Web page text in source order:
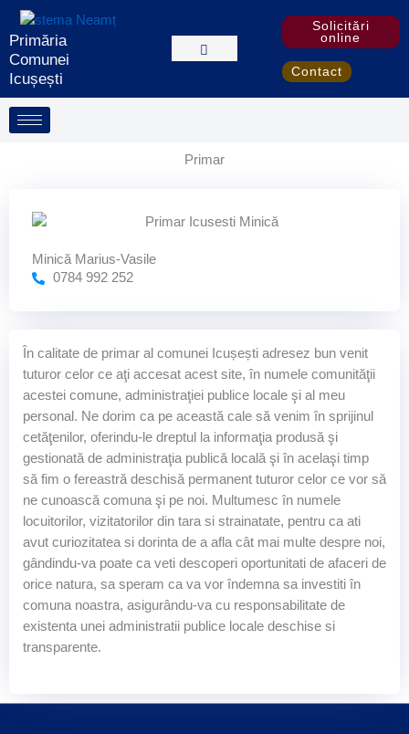
Skip
content
Primăria
Comunei
Icușești
Solicitări
online
Contact
Primar
Minică Marius-Vasile
0784 992 252
În calitate de primar al comunei Icușești adresez bun venit
tuturor celor ce aţi accesat acest site, în numele comunităţii
acestei comune, administraţiei publice locale şi al meu
personal. Ne dorim ca pe această cale să venim în sprijinul
cetăţenilor, oferindu-le dreptul la informaţia produsă şi
gestionată de administraţia publică locală şi în acelaşi timp
să fim o fereastră deschisă permanent tuturor celor ce vor să
ne cunoască comuna şi pe noi. Multumesc în numele
locuitorilor, vizitatorilor din tara si strainatate, pentru ca ati
avut curiozitatea si dorinta de a afla cât mai multe despre noi,
gândindu-va poate ca veti descoperi oportunitati de afaceri de
orice natura, sa speram ca va vor îndemna sa investiti în
comuna noastra, asigurându-va cu responsabilitate de
existenta unei administratii publice locale deschise si
transparente.